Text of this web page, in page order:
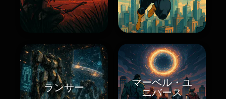
ランサー
マーベル・ユ
ニバース